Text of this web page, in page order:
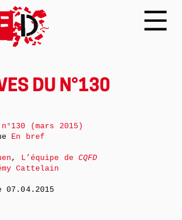
DU N°130
(mars 2015)
En bref
, L’équipe deCQFD
Cattelain
07.04.2015